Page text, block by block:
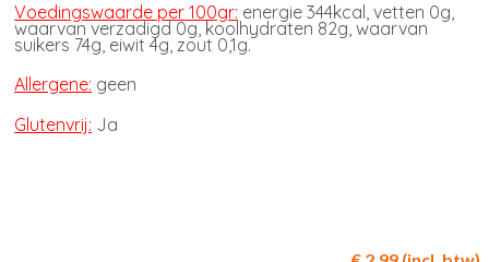
Voedingswaarde per 100gr: energie 344kcal, vetten 0g,
waarvan verzadigd 0g, koolhydraten 82g, waarvan
suikers 74g, eiwit 4g, zout 0,1g.
Allergene: geen
Glutenvrij: Ja